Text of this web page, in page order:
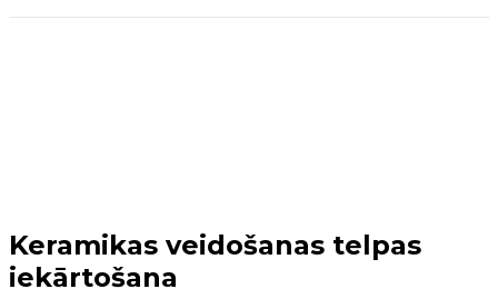
Keramikas veidošanas telpas
iekārtošana